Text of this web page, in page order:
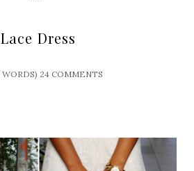
Lace Dress
WORDS) 24 COMMENTS